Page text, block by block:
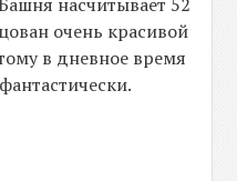
очень красивой
в дневное время